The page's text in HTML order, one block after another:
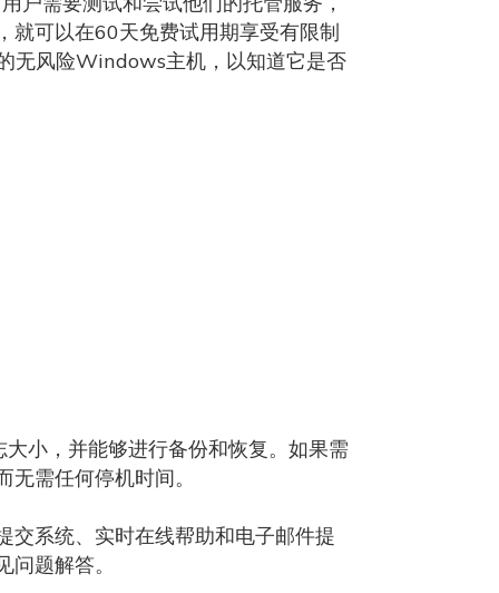
就可以在60天免费试用期享受有限制
无风险Windows主机，以知道它是否
小，并能够进行备份和恢复。如果需
需任何停机时间。
交系统、实时在线帮助和电子邮件提
题解答。